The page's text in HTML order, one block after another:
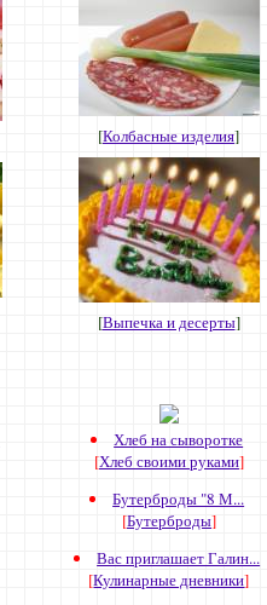
[Колбасные изделия]
[Выпечка и десерты]
Хлеб на сыворотке
[Хлеб своими руками]
Бутерброды "8 М...
[Бутерброды]
Вас приглашает Галин...
[Кулинарные дневники]